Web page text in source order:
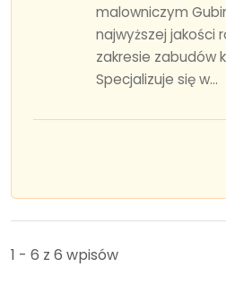
malowniczym
najwyższej jakości
zakresie zabudów
Specjalizuje się w...
1 - 6 z 6 wpisów